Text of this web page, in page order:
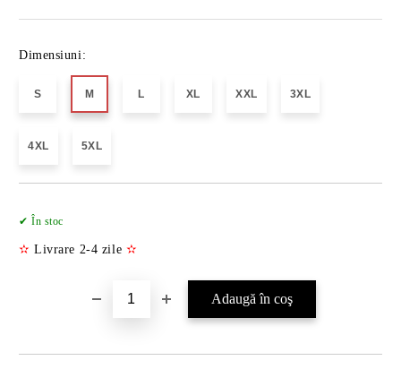
Dimensiuni:
S M L XL XXL 3XL
4XL 5XL
✔ În stoc
✫ Livrare 2-4 zile ✫